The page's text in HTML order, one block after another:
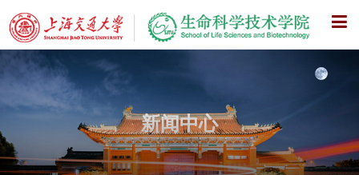
X
新闻中心